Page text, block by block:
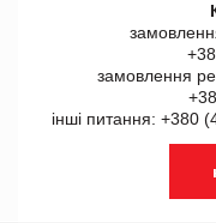
замовлення
інші питання: +380